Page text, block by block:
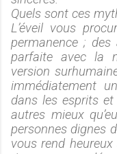
Quels sont ces
L’éveil vous
permanence ; des
parfaite avec la
version
immédiatement
dans les esprits
autres mieux
personnes dignes
vous rend